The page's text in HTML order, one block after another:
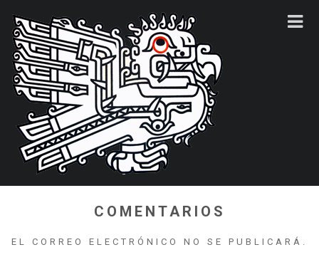
COMENTARIOS
EL CORREO ELECTRÓNICO NO SE PUBLICARÁ.